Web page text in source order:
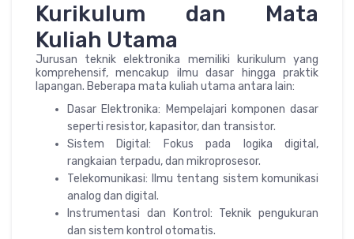
Kurikulum dan Mata
Kuliah Utama
Jurusan teknik elektronika memiliki kurikulum yang
komprehensif, mencakup ilmu dasar hingga praktik
lapangan. Beberapa mata kuliah utama antara lain:
Dasar Elektronika: Mempelajari komponen dasar
seperti resistor, kapasitor, dan transistor.
Sistem Digital: Fokus pada logika digital,
rangkaian terpadu, dan mikroprosesor.
Telekomunikasi: Ilmu tentang sistem komunikasi
analog dan digital.
Instrumentasi dan Kontrol: Teknik pengukuran
dan sistem kontrol otomatis.